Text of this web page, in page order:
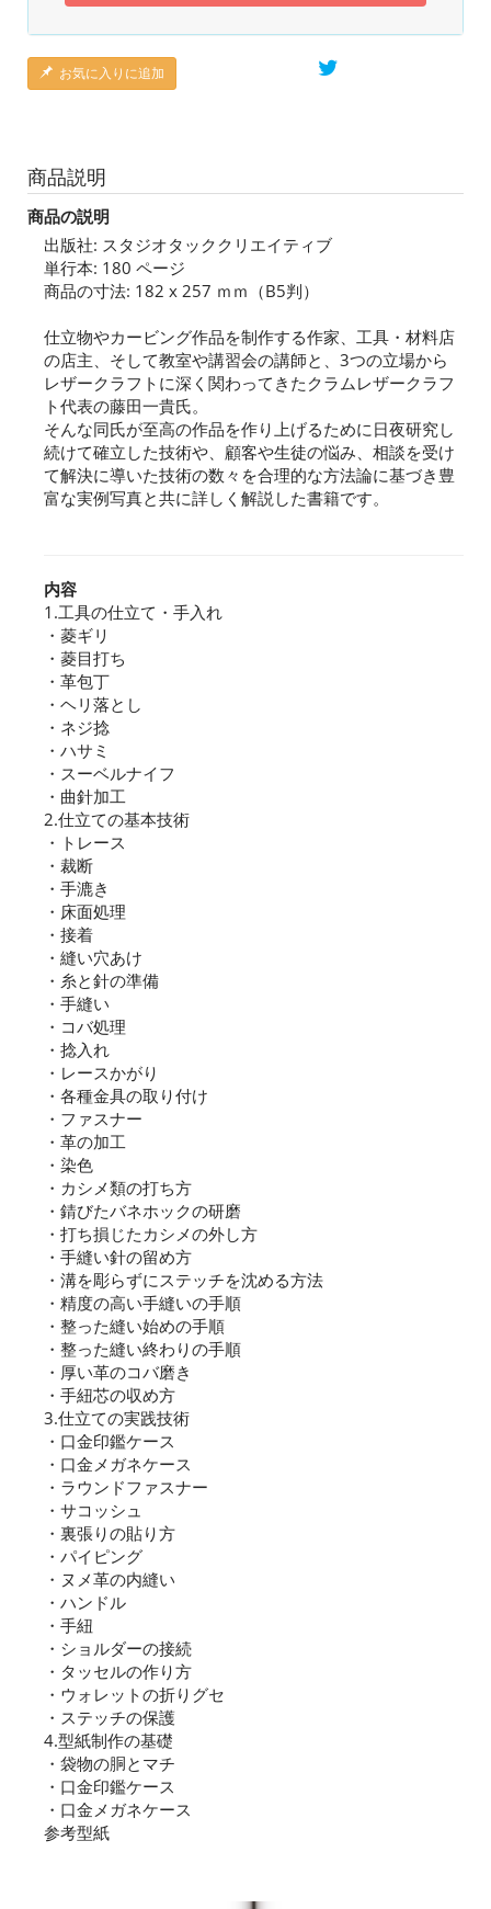
お気に入りに追加
商品説明
商品の説明
出版社: スタジオタッククリエイティブ
単行本: 180 ページ
商品の寸法: 182 x 257 ｍｍ（B5判）
仕立物やカービング作品を制作する作家、工具・材料店
の店主、そして教室や講習会の講師と、3つの立場から
レザークラフトに深く関わってきたクラムレザークラフ
ト代表の藤田一貴氏。
そんな同氏が至高の作品を作り上げるために日夜研究し
続けて確立した技術や、顧客や生徒の悩み、相談を受け
て解決に導いた技術の数々を合理的な方法論に基づき豊
富な実例写真と共に詳しく解説した書籍です。
内容
1.工具の仕立て・手入れ
・菱ギリ
・菱目打ち
・革包丁
・ヘリ落とし
・ネジ捻
・ハサミ
・スーベルナイフ
・曲針加工
2.仕立ての基本技術
・トレース
・裁断
・手漉き
・床面処理
・接着
・縫い穴あけ
・糸と針の準備
・手縫い
・コバ処理
・捻入れ
・レースかがり
・各種金具の取り付け
・ファスナー
・革の加工
・染色
・カシメ類の打ち方
・錆びたバネホックの研磨
・打ち損じたカシメの外し方
・手縫い針の留め方
・溝を彫らずにステッチを沈める方法
・精度の高い手縫いの手順
・整った縫い始めの手順
・整った縫い終わりの手順
・厚い革のコバ磨き
・手紐芯の収め方
3.仕立ての実践技術
・口金印鑑ケース
・口金メガネケース
・ラウンドファスナー
・サコッシュ
・裏張りの貼り方
・パイピング
・ヌメ革の内縫い
・ハンドル
・手紐
・ショルダーの接続
・タッセルの作り方
・ウォレットの折りグセ
・ステッチの保護
4.型紙制作の基礎
・袋物の胴とマチ
・口金印鑑ケース
・口金メガネケース
参考型紙